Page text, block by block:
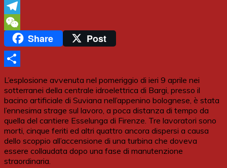
Facebook
Telegram
WeChatShare Post
Share
L’esplosione avvenuta nel pomeriggio di ieri 9 aprile nei
sotterranei della centrale idroelettrica di Bargi, presso il
bacino artificiale di Suviana nell’appenino bolognese, è stata
l’ennesima strage sul lavoro, a poca distanza di tempo da
quella del cantiere Esselunga di Firenze. Tre lavoratori sono
morti, cinque feriti ed altri quattro ancora dispersi a causa
dello scoppio all’accensione di una turbina che doveva
essere collaudata dopo una fase di manutenzione
straordinaria.